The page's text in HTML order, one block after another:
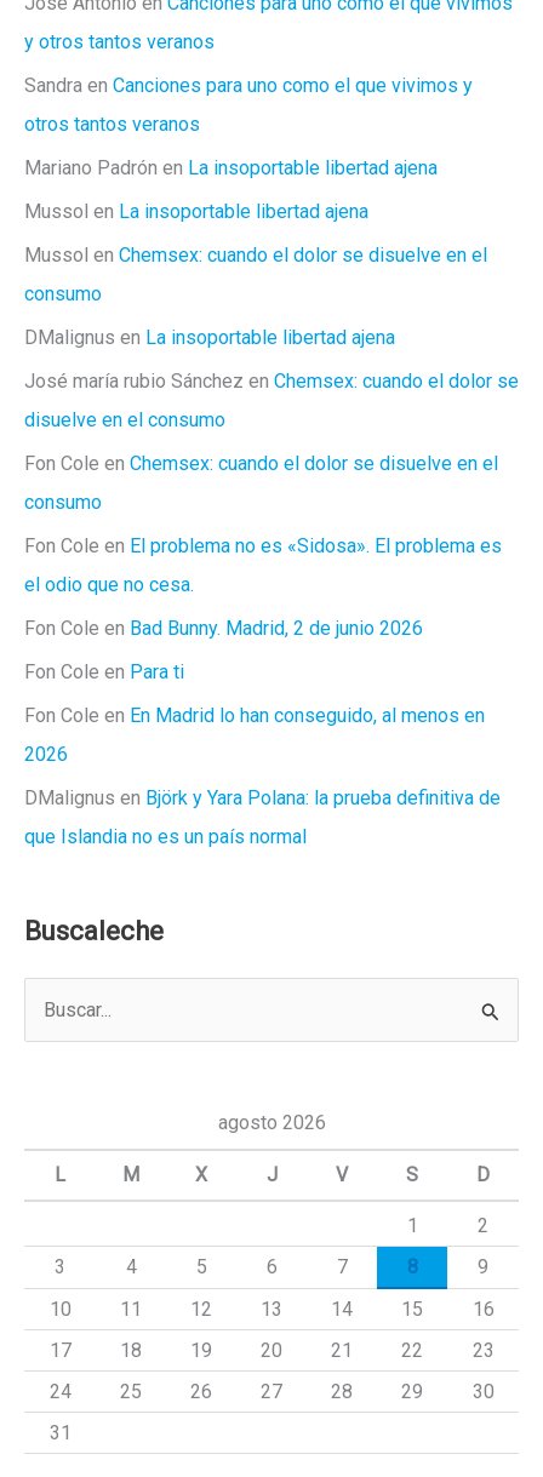
y otros tantos veranos
Sandra en Canciones para uno como el que vivimos y
otros tantos veranos
Mariano Padrón en La insoportable libertad ajena
Mussol en La insoportable libertad ajena
Mussol en Chemsex: cuando el dolor se disuelve en el
consumo
DMalignus en La insoportable libertad ajena
José maría rubio Sánchez en Chemsex: cuando el dolor se
disuelve en el consumo
Fon Cole en Chemsex: cuando el dolor se disuelve en el
consumo
Fon Cole en El problema no es «Sidosa». El problema es
el odio que no cesa.
Fon Cole en Bad Bunny. Madrid, 2 de junio 2026
Fon Cole en Para ti
Fon Cole en En Madrid lo han conseguido, al menos en
2026
DMalignus en Björk y Yara Polana: la prueba definitiva de
que Islandia no es un país normal
Buscaleche
a
agosto 2026
L M X J V S D
1
2
3
4 5 6 7 8
9
10
11 12 13 14 15
16
17
18 19 20 21 22
23
24
25 26 27 28 29
30
31